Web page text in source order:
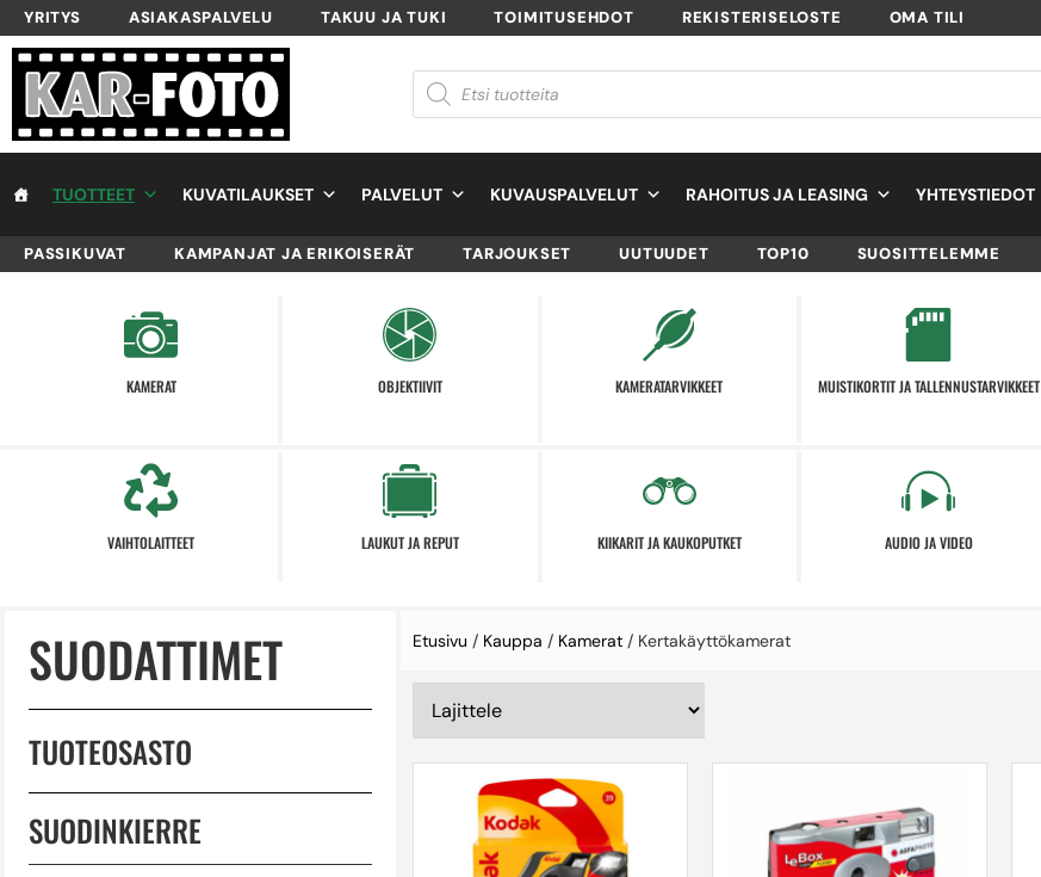
YRITYS ASIAKASPALVELU TAKUU JA TUKI TOIMITUSEHDOT REKISTERISELOSTE OMA TILI
TUOTTEET KUVATILAUKSET PALVELUT KUVAUSPALVELUT RAHOITUS JA LEASING YHTEYSTIEDOT
PASSIKUVAT KAMPANJAT JA ERIKOISERÄT TARJOUKSET UUTUUDET TOP10 SUOSITTELEMME
KAMERAT OBJEKTIIVIT KAMERATARVIKKEET MUISTIKORTIT JA TALLENNUSTARVIKKEET
VAIHTOLAITTEET LAUKUT JA REPUT KIIKARIT JA KAUKOPUTKET AUDIO JA VIDEO
SUODATTIMET
TUOTEOSASTO
SUODINKIERRE
Etusivu / Kauppa / Kamerat / Kertakäyttökamerat